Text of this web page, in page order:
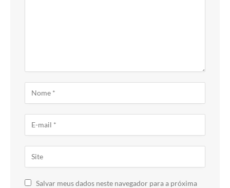
Salvar meus dados neste navegador para a próxima